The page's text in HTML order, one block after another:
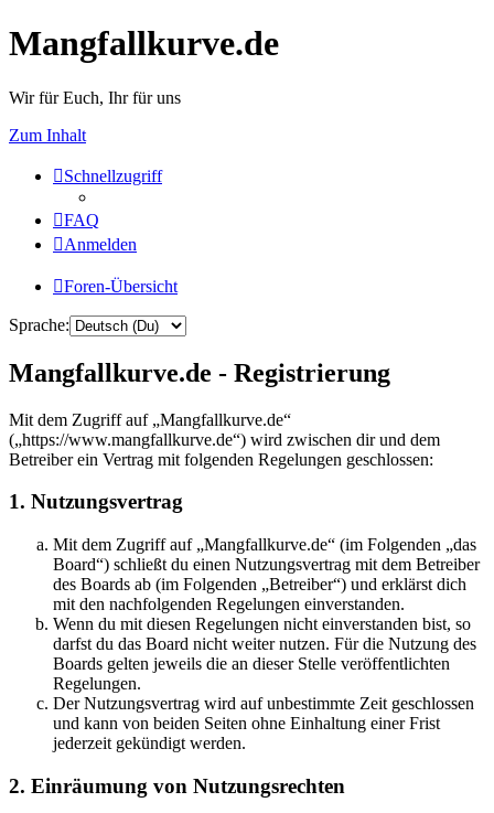
Mangfallkurve.de
Wir für Euch, Ihr für uns
Zum Inhalt
Schnellzugriff
FAQ
Anmelden
Foren-Übersicht
Sprache:
Mangfallkurve.de - Registrierung
Mit dem Zugriff auf „Mangfallkurve.de“
(„https://www.mangfallkurve.de“) wird zwischen dir und dem
Betreiber ein Vertrag mit folgenden Regelungen geschlossen:
1. Nutzungsvertrag
Mit dem Zugriff auf „Mangfallkurve.de“ (im Folgenden „das
Board“) schließt du einen Nutzungsvertrag mit dem Betreiber
des Boards ab (im Folgenden „Betreiber“) und erklärst dich
mit den nachfolgenden Regelungen einverstanden.
Wenn du mit diesen Regelungen nicht einverstanden bist, so
darfst du das Board nicht weiter nutzen. Für die Nutzung des
Boards gelten jeweils die an dieser Stelle veröffentlichten
Regelungen.
Der Nutzungsvertrag wird auf unbestimmte Zeit geschlossen
und kann von beiden Seiten ohne Einhaltung einer Frist
jederzeit gekündigt werden.
2. Einräumung von Nutzungsrechten